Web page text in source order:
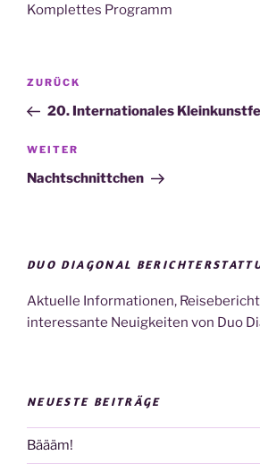
Komplettes Programm
Beitragsnavigation
Vorheriger
Beitrag
ZURÜCK
20. Internationales
Nächster
Beitrag
WEITER
Nachtschnittchen
DUO DIAGONAL
Aktuelle Informationen,
interessante Neuigkeiten von Duo
NEUESTE BEITRÄGE
Bäääm!